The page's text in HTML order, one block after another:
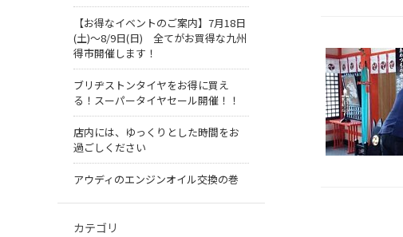
【お得なイベントのご案内】7月18日
(土)～8/9日(日) 全てがお買得な九州
得市開催します！
ブリヂストンタイヤをお得に買え
る！スーパータイヤセール開催！！
店内には、ゆっくりとした時間をお
過ごしください
アウディのエンジンオイル交換の巻
カテゴリ